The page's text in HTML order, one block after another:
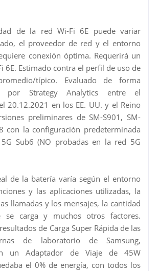
de la red Wi-Fi 6E puede variar
el proveedor de red y el entorno
conexión óptima. Requerirá un
6E. Estimado contra el perfil de uso de
típico. Evaluado de forma
por Strategy Analytics entre el
20.12.2021 en los EE. UU. y el Reino
preliminares de SM-S901, SM-
con la configuración predeterminada
Sub6 (NO probadas en la red 5G
de la batería varía según el entorno
y las aplicaciones utilizadas, la
llamadas y los mensajes, la cantidad
se carga y muchos otros factores.
de Carga Super Rápida de las
de laboratorio de Samsung,
un Adaptador de Viaje de 45W
el 0% de energía, con todos los